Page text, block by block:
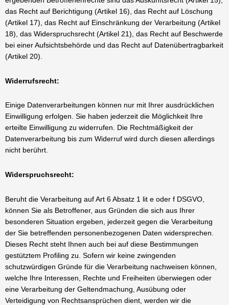
das Recht auf Berichtigung (Artikel 16), das Recht auf Löschung
(Artikel 17), das Recht auf Einschränkung der Verarbeitung (Artikel
18), das Widerspruchsrecht (Artikel 21), das Recht auf Beschwerde
bei einer Aufsichtsbehörde und das Recht auf Datenübertragbarkeit
(Artikel 20).
Widerrufsrecht:
Einige Datenverarbeitungen können nur mit Ihrer ausdrücklichen
Einwilligung erfolgen. Sie haben jederzeit die Möglichkeit Ihre
erteilte Einwilligung zu widerrufen. Die Rechtmäßigkeit der
Datenverarbeitung bis zum Widerruf wird durch diesen allerdings
nicht berührt.
Widerspruchsrecht:
Beruht die Verarbeitung auf Art 6 Absatz 1 lit e oder f DSGVO,
können Sie als Betroffener, aus Gründen die sich aus Ihrer
besonderen Situation ergeben, jederzeit gegen die Verarbeitung
der Sie betreffenden personenbezogenen Daten widersprechen.
Dieses Recht steht Ihnen auch bei auf diese Bestimmungen
gestütztem Profiling zu. Sofern wir keine zwingenden
schutzwürdigen Gründe für die Verarbeitung nachweisen können,
welche Ihre Interessen, Rechte und Freiheiten überwiegen oder
eine Verarbeitung der Geltendmachung, Ausübung oder
Verteidigung von Rechtsansprüchen dient, werden wir die